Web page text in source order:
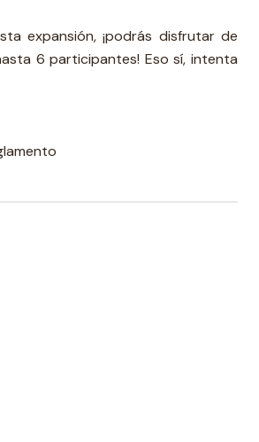
expansión, ¡podrás disfrutar de
6 participantes! Eso sí, intenta